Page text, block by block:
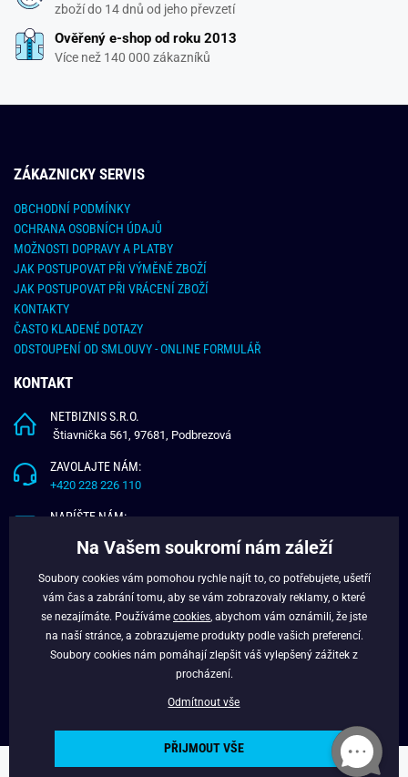
zboží do 14 dnů od jeho převzetí
Ověřený e-shop od roku 2013
Více než 140 000 zákazníků
ZÁKAZNICKY SERVIS
OBCHODNÍ PODMÍNKY
OCHRANA OSOBNÍCH ÚDAJŮ
MOŽNOSTI DOPRAVY A PLATBY
JAK POSTUPOVAT PŘI VÝMĚNĚ ZBOŽÍ
JAK POSTUPOVAT PŘI VRÁCENÍ ZBOŽÍ
KONTAKTY
ČASTO KLADENÉ DOTAZY
ODSTOUPENÍ OD SMLOUVY - ONLINE FORMULÁŘ
KONTAKT
NETBIZNIS S.R.O.
Štiavnička 561, 97681, Podbrezová
ZAVOLAJTE NÁM:
+420 228 226 110
NAPÍŠTE NÁM:
O NÁS
VĚRNOSTNÍ PROGRAM
Copyright © 2024 - Budchlap.cz Všechna práva vyhrazena. webdesign ©
Na Vašem soukromí nám záleží
Soubory cookies vám pomohou rychle najít to, co potřebujete, ušetří
vám čas a zabrání tomu, aby se vám zobrazovaly reklamy, o které
se nezajímáte. Používáme cookies , abychom vám oznámili, že jste
na naší stránce, a zobrazujeme produkty podle vašich preferencí.
Soubory cookies nám pomáhají zlepšit váš vylepšený zážitek z
procházení.
Odmítnout vše
PŘIJMOUT VŠE